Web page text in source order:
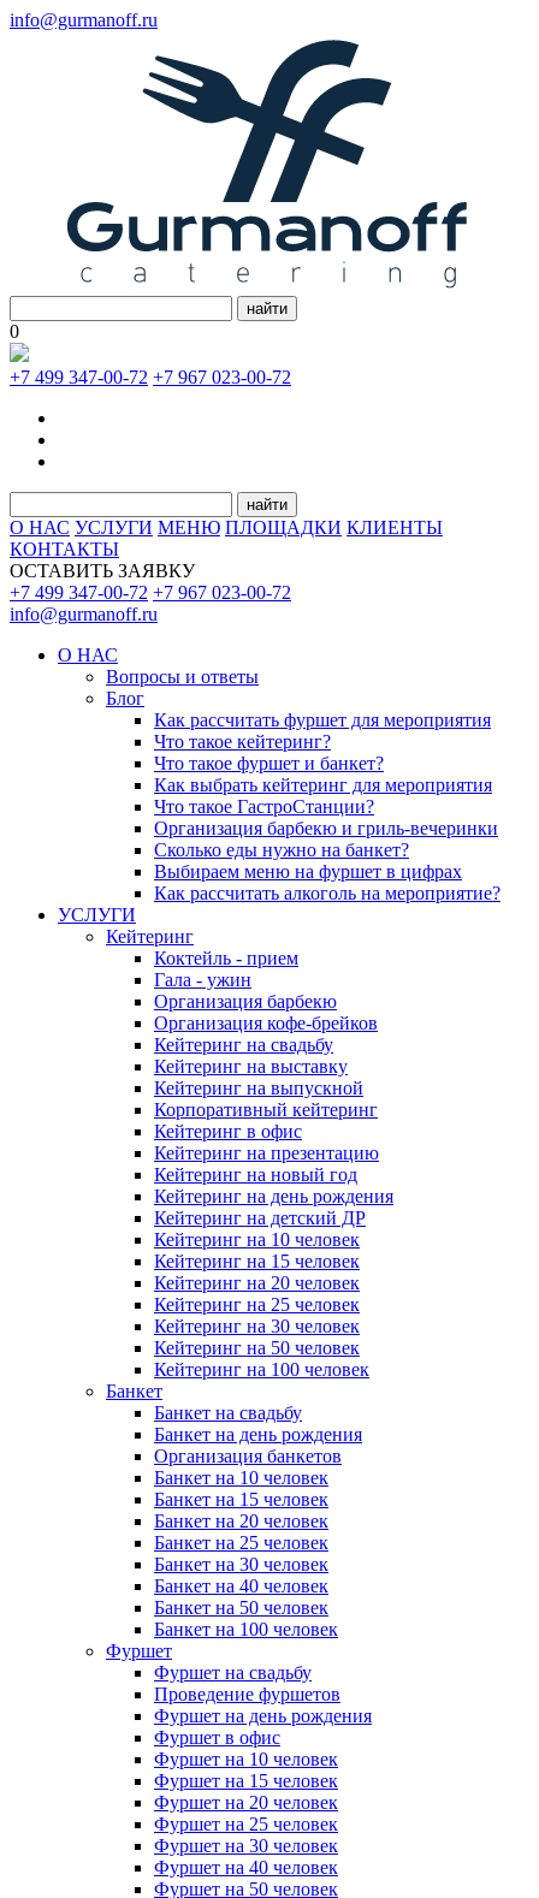
info@gurmanoff.ru
найти
0
+7 499 347-00-72 +7 967 023-00-72
найти
О НАС УСЛУГИ МЕНЮ ПЛОЩАДКИ КЛИЕНТЫ
КОНТАКТЫ
ОСТАВИТЬ ЗАЯВКУ
+7 499 347-00-72 +7 967 023-00-72
info@gurmanoff.ru
О НАС
Вопросы и ответы
Блог
Как рассчитать фуршет для мероприятия
Что такое кейтеринг?
Что такое фуршет и банкет?
Как выбрать кейтеринг для мероприятия
Что такое ГастроСтанции?
Организация барбекю и гриль-вечеринки
Сколько еды нужно на банкет?
Выбираем меню на фуршет в цифрах
Как рассчитать алкоголь на мероприятие?
УСЛУГИ
Кейтеринг
Коктейль - прием
Гала - ужин
Организация барбекю
Организация кофе-брейков
Кейтеринг на свадьбу
Кейтеринг на выставку
Кейтеринг на выпускной
Корпоративный кейтеринг
Кейтеринг в офис
Кейтеринг на презентацию
Кейтеринг на новый год
Кейтеринг на день рождения
Кейтеринг на детский ДР
Кейтеринг на 10 человек
Кейтеринг на 15 человек
Кейтеринг на 20 человек
Кейтеринг на 25 человек
Кейтеринг на 30 человек
Кейтеринг на 50 человек
Кейтеринг на 100 человек
Банкет
Банкет на свадьбу
Банкет на день рождения
Организация банкетов
Банкет на 10 человек
Банкет на 15 человек
Банкет на 20 человек
Банкет на 25 человек
Банкет на 30 человек
Банкет на 40 человек
Банкет на 50 человек
Банкет на 100 человек
Фуршет
Фуршет на свадьбу
Проведение фуршетов
Фуршет на день рождения
Фуршет в офис
Фуршет на 10 человек
Фуршет на 15 человек
Фуршет на 20 человек
Фуршет на 25 человек
Фуршет на 30 человек
Фуршет на 40 человек
Фуршет на 50 человек